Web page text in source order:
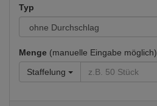
Typ
Menge (manuelle Eingabe möglich)
Staffelung